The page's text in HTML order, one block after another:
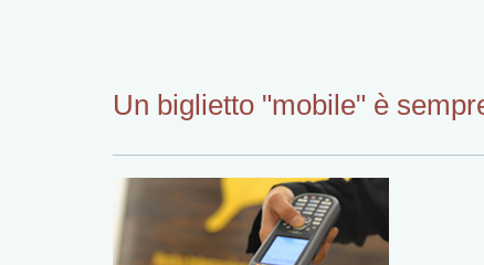
Un biglietto "mobile" è